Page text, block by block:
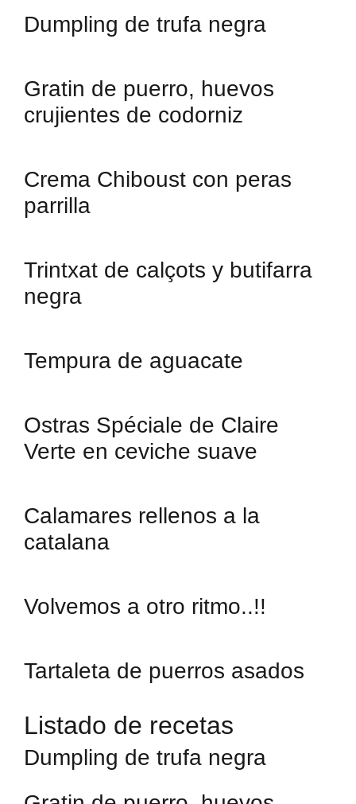
Dumpling de trufa negra
Gratin de puerro, huevos
crujientes de codorniz
Crema Chiboust con peras
parrilla
Trintxat de calçots y butifarra
negra
Tempura de aguacate
Ostras Spéciale de Claire
Verte en ceviche suave
Calamares rellenos a la
catalana
Volvemos a otro ritmo..!!
Tartaleta de puerros asados
Listado de recetas
Dumpling de trufa negra